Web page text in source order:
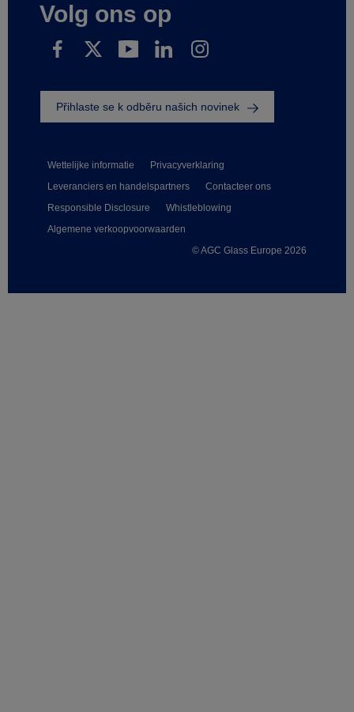
Volg ons op
© AGC Glass Europe 2026
Wettelijke informatie
Privacyverklaring
Leveranciers en handelspartners
Contacteer ons
Responsible Disclosure
Whistleblowing
Algemene verkoopvoorwaarden
Přihlaste se k odběru našich novinek